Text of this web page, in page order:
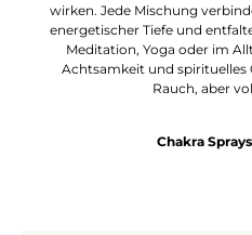
wirken. Jede Mischung
energetischer Tiefe und
Meditation, Yoga oder im
Achtsamkeit und spirituelles
Rauch, aber
Chakra